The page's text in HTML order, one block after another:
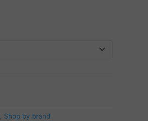
, Shop by brand